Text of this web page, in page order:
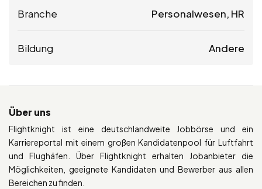
Branche Personalwesen, HR
Bildung Andere
Über uns
Flightknight ist eine deutschlandweite Jobbörse und ein
Karriereportal mit einem großen Kandidatenpool für Luftfahrt
und Flughäfen. Über Flightknight erhalten Jobanbieter die
Möglichkeiten, geeignete Kandidaten und Bewerber aus allen
Bereichen zu finden.